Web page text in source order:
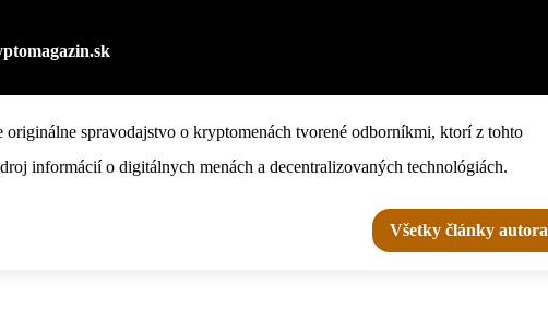
originálne spravodajstvo o kryptomenách tvorené odborníkmi, ktorí z tohto
informácií o digitálnych menách a decentralizovaných technológiách.
Všetky články autora